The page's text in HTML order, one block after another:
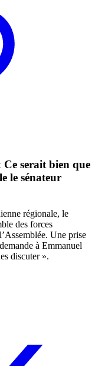
serait bien que
le sénateur
régionale, le
des forces
Une prise
à Emmanuel
discuter ».